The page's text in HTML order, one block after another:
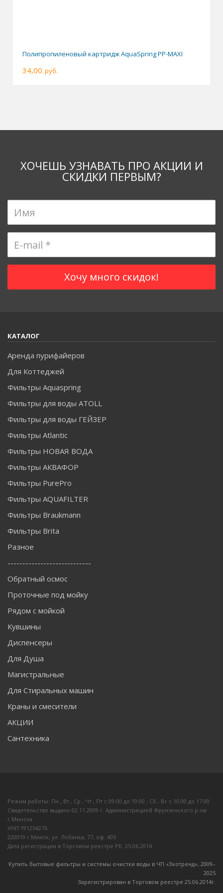
Полипропиленовый картридж AquaSpring PP-MAXI
34,00 руб.
ХОЧЕШЬ УЗНАВАТЬ ПРО АКЦИИ И
СКИДКИ ПЕРВЫМ?
КАТАЛОГ
Аренда пурифайеров
Для Коттеджей
Фильтры Aquaspring
Фильтры для воды ATOLL
Фильтры для воды ГЕЙЗЕР
Фильтры Atlantic
Фильтры НОВАЯ ВОДА
Фильтры АКВАФОР
Фильтры PurePro
Фильтры AQUAFILTER
Фильтры Braukmann
Фильтры Brita
Разное
----------------------------
Обратный осмос
Проточные под мойку
Рядом с мойкой
Кувшины
Диспенсеры
Для Душа
Магистральные
Для Стиральных машин
Краны и смесители
АКЦИИ
Сантехника
Режим работы: Пн , Вт , Ср , Чт , Пт c 09:00 до 19:00 ; Сб , Вс c 10:00 до 17:00
Свидетельство выдано 02.11.2009 г. Администрацией Фрунзенского р-на
г.Минска
УНП 191254276
220019 г.Минск, ул. Лобанка, 77, оф. 405
Дата регистрации в Торговом реестре РБ: 25.06.2014
Купить бытовые фильтры и системы очистки воды в ЧП «Экотренд», 2009–
2025
Зарегистрирован в Торговом реестре 25.06.2014г.